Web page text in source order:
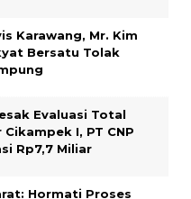
Karawang, Mr. Kim
Bersatu Tolak
Evaluasi Total
I, PT CNP
Rp7,7 Miliar
Hormati Proses